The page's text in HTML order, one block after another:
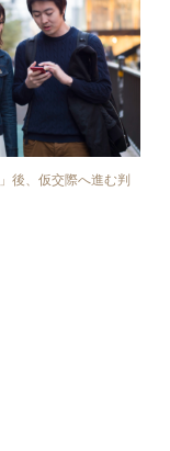
後、仮交際へ進む判